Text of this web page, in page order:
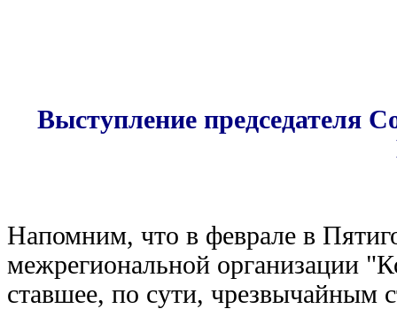
Выступление председателя
Напомним, что в феврале в
межрегиональной организации
ставшее, по сути, чрезвычайным